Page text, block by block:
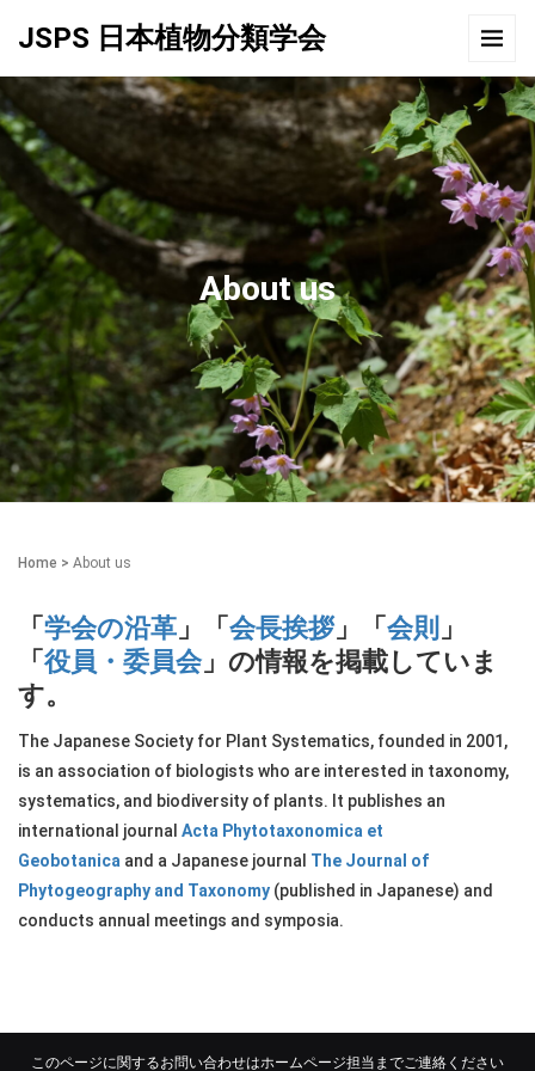
JSPS 日本植物分類学会
About us
Home > About us
「 学会の沿革 」「 会長挨拶」「 会則 」
「 役員・委員会」の情報を掲載していま
す。
The Japanese Society for Plant Systematics, founded in 2001,
is an association of biologists who are interested in taxonomy,
systematics, and biodiversity of plants. It publishes an
international journal Acta Phytotaxonomica et
Geobotanica and a Japanese journal The Journal of
Phytogeography and Taxonomy (published in Japanese) and
conducts annual meetings and symposia.
このページに関するお問い合わせはホームページ担当までご連絡ください